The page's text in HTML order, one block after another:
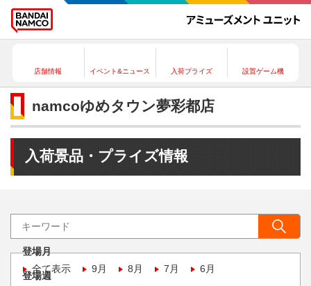
店舗情報 イベント&ニュース 入荷プライズ 設置ゲーム機
namcoゆめタウン夢彩都店
入荷景品・プライズ情報
登場月
全て表示
9月 8月 7月 6月
登場週